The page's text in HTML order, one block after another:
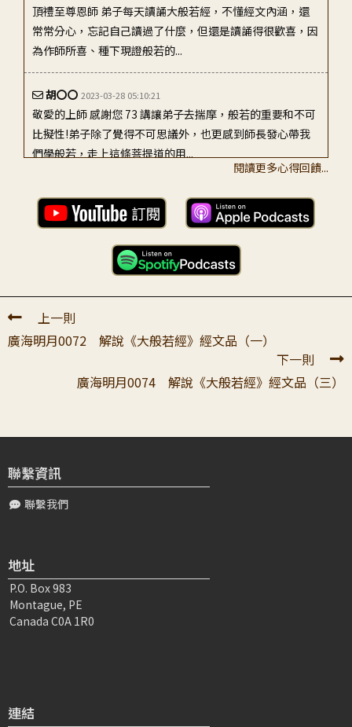
頂禮至尊恩師 弟子每天讀誦大般若經，不懂經文內涵，還
常常分心，忘記自己讀過了什麼，但還是讀誦得很歡喜，因
為作師所喜、種下現證般若的...
胡〇〇 2023-03-28 05:10:21
敬愛的上師 感謝您 73 講讓弟子去揣摩，般若的重要和不可
比擬性!弟子除了覺得不可思議外，也更感到師長發心帶我
們學般若，走上這條菩提道的用...
沈〇〇2023-02-23 07:27:28
至誠恭敬頂禮 真如老師！ 真如老師您好，祈請老師多保重
廣海明月第73講，讓弟子更加深入...
林〇〇2023-02-25 06:59:34
頂禮敬愛的上師 2/23複聽大覺晨曦 如證和尚開示第73講，
前後講次主題才得以連貫。廣論：總此教授，即是至尊慈氏
釋般若經，弟子聽到了非常的歡喜！覺得有點難想像書寫，
董〇〇
無量眾生的，不只是自己解脫，而是發菩...
陳〇〇2025-05-13 21:02:30
頂禮上師，想念上師，願老師吉祥如意！ 非常感恩大寶恩
閱讀更多心得回饋...
上一則
廣海明月0072 解說《大般若經》經文品（一）
下一則
廣海明月0074 解說《大般若經》經文品（三）
聯繫資訊
聯繫我們
地址
P.O. Box 983
Montague, PE
Canada C0A 1R0
連結